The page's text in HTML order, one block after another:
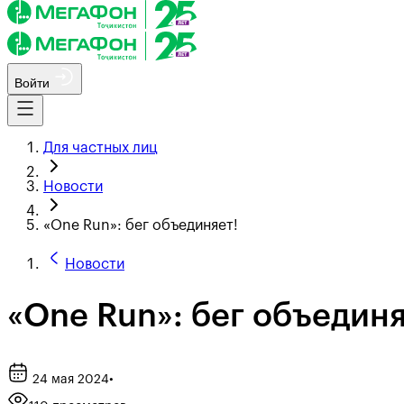
Войти
Для частных лиц
Новости
«One Run»: бег объединяет!
Новости
«One Run»: бег
24 мая 2024•